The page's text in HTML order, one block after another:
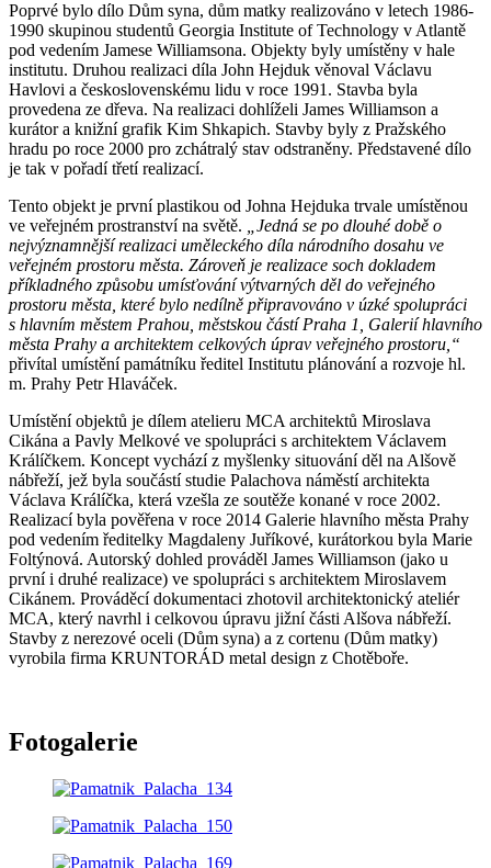
Poprvé bylo dílo Dům syna, dům matky realizováno v letech 1986-
1990 skupinou studentů Georgia Institute of Technology v Atlantě
pod vedením Jamese Williamsona. Objekty byly umístěny v hale
institutu. Druhou realizaci díla John Hejduk věnoval Václavu
Havlovi a československému lidu v roce 1991. Stavba byla
provedena ze dřeva. Na realizaci dohlíželi James Williamson a
kurátor a knižní grafik Kim Shkapich. Stavby byly z Pražského
hradu po roce 2000 pro zchátralý stav odstraněny. Představené dílo
je tak v pořadí třetí realizací.
Tento objekt je první plastikou od Johna Hejduka trvale umístěnou
ve veřejném prostranství na světě. „Jedná se po dlouhé době o
nejvýznamnější realizaci uměleckého díla národního dosahu ve
veřejném prostoru města. Zároveň je realizace soch dokladem
příkladného způsobu umísťování výtvarných děl do veřejného
prostoru města, které bylo nedílně připravováno v úzké spolupráci
s hlavním městem Prahou, městskou částí Praha 1, Galerií hlavního
města Prahy a architektem celkových úprav veřejného prostoru,“
přivítal umístění památníku ředitel Institutu plánování a rozvoje hl.
m. Prahy Petr Hlaváček.
Umístění objektů je dílem atelieru MCA architektů Miroslava
Cikána a Pavly Melkové ve spolupráci s architektem Václavem
Králíčkem. Koncept vychází z myšlenky situování děl na Alšově
nábřeží, jež byla součástí studie Palachova náměstí architekta
Václava Králíčka, která vzešla ze soutěže konané v roce 2002.
Realizací byla pověřena v roce 2014 Galerie hlavního města Prahy
pod vedením ředitelky Magdaleny Juříkové, kurátorkou byla Marie
Foltýnová. Autorský dohled prováděl James Williamson (jako u
první i druhé realizace) ve spolupráci s architektem Miroslavem
Cikánem. Prováděcí dokumentaci zhotovil architektonický ateliér
MCA, který navrhl i celkovou úpravu jižní části Alšova nábřeží.
Stavby z nerezové oceli (Dům syna) a z cortenu (Dům matky)
vyrobila firma KRUNTORÁD metal design z Chotěboře.
Fotogalerie